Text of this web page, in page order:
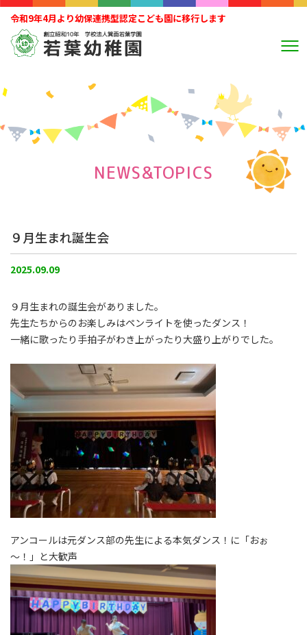
令和9年4月より幼保連携型認定こども園に移行します
NEWS&TOPICS
９月生まれ誕生会
2025.09.09
９月生まれの誕生会がありました。
先生たちからのお楽しみはペンライトを使ったダンス！
一緒に歌ったり手拍子がわき上がったり大盛り上がりでした。
アンコールは元ダンス部の先生による本気ダンス！に「おぉ
～！」と大歓声